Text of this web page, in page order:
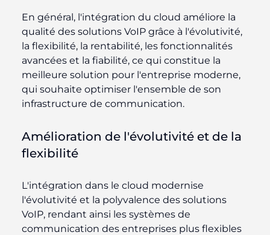
En général, l'intégration du cloud améliore la
qualité des solutions VoIP grâce à l'évolutivité,
la flexibilité, la rentabilité, les fonctionnalités
avancées et la fiabilité, ce qui constitue la
meilleure solution pour l'entreprise moderne,
qui souhaite optimiser l'ensemble de son
infrastructure de communication.
Amélioration de l'évolutivité et de la
flexibilité
L'intégration dans le cloud modernise
l'évolutivité et la polyvalence des solutions
VoIP, rendant ainsi les systèmes de
communication des entreprises plus flexibles